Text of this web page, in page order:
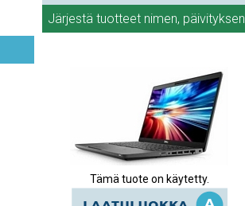
Järjestä tuotteet nimen, päivityksen
Tämä tuote on käytetty.